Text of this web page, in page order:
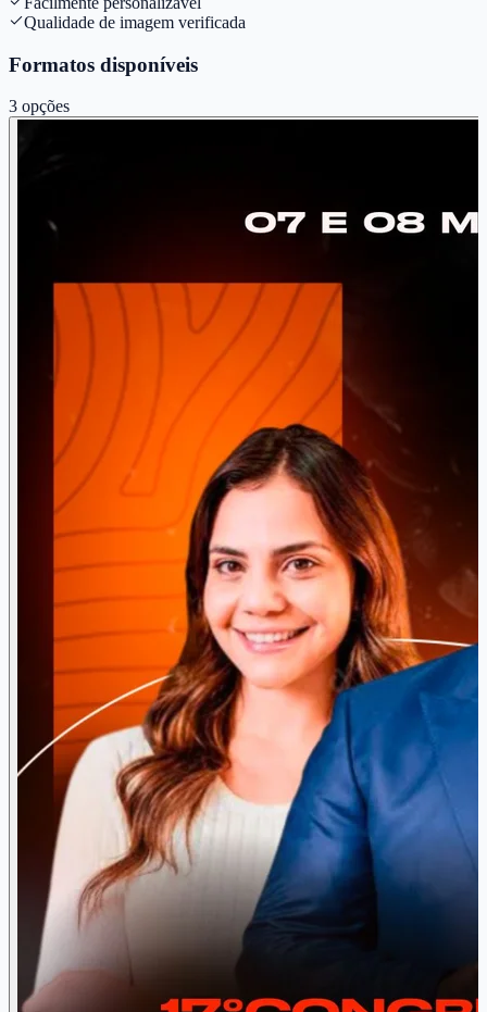
Qualidade de imagem verificada
Formatos disponíveis
3 opções